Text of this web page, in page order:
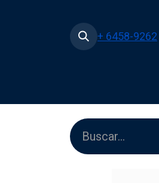
+ 6458-9262